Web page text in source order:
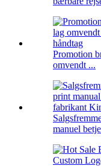
Promotion
omvendt ...
manuel